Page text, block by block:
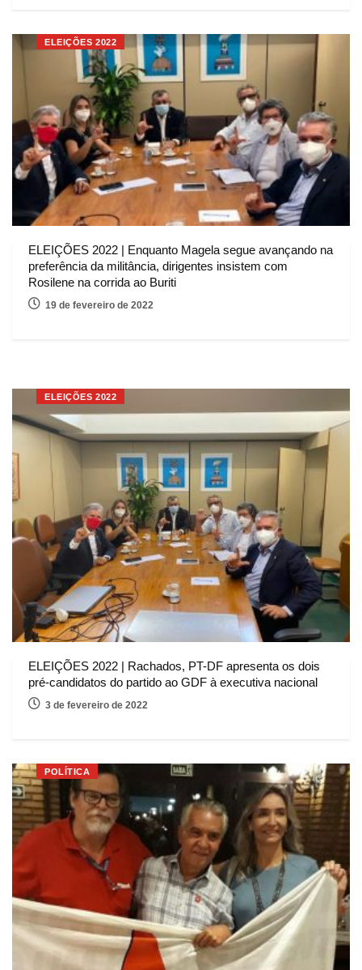
ELEIÇÕES 2022
ELEIÇÕES 2022 | Enquanto Magela segue avançando na
preferência da militância, dirigentes insistem com
Rosilene na corrida ao Buriti
19 de fevereiro de 2022
ELEIÇÕES 2022
ELEIÇÕES 2022 | Rachados, PT-DF apresenta os dois
pré-candidatos do partido ao GDF à executiva nacional
3 de fevereiro de 2022
POLÍTICA